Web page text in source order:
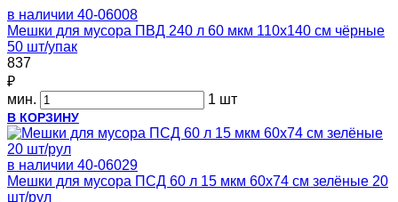
в наличии 40-06008
Мешки для мусора ПВД 240 л 60 мкм 110х140 см чёрные
50 шт/упак
837
₽
мин.
1 шт
В КОРЗИНУ
в наличии 40-06029
Мешки для мусора ПСД 60 л 15 мкм 60х74 см зелёные 20
шт/рул